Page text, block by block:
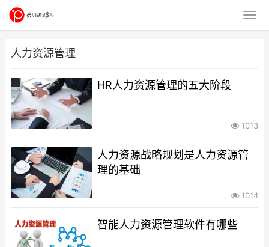
人力资源管理
HR人力资源管理的五大阶段
1013
人力资源战略规划是人力资源管
理的基础
1014
智能人力资源管理软件有哪些